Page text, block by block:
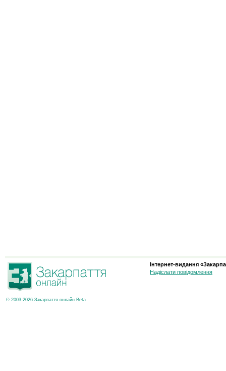
© 2003-2026 Закарпаття онлайн Beta
Інтернет-видання
Надіслати повідомлення